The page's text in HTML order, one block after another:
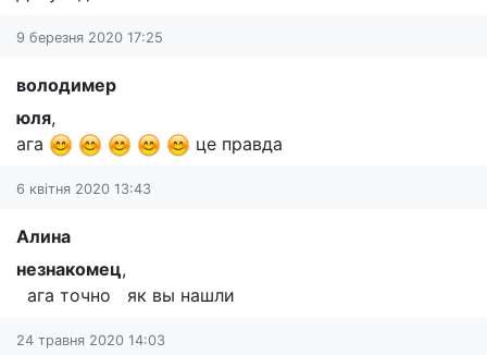
9 березня 2020 17:25
володимер
юля,
ага
це правда
6 квітня 2020 13:43
Алина
незнакомец,
ага точно як вы нашли
24 травня 2020 14:03